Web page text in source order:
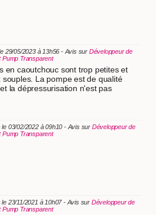
29/05/2023 à 13h56 - Avis sur Développeur de
Pump Transparent
en caoutchouc sont trop petites et
souples. La pompe est de qualité
la dépressurisation n'est pas
03/02/2022 à 09h10 - Avis sur Développeur de
Pump Transparent
23/11/2021 à 10h07 - Avis sur Développeur de
Pump Transparent